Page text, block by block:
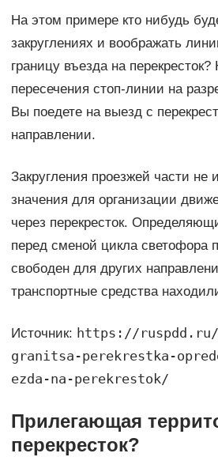
На этом примере кто нибудь
закруглениях и воображать
границу въезда на
пересечения стоп-линии на
Вы поедете на выезд с
направлении.
Закругления проезжей части не
значения для организации
через перекресток.
перед сменой цикла светофора
свободен для других
транспортные средства
Источник: https://
granitsa-perekrestka-
ezda-na-perekrestok/
Прилегающая
перекресток?